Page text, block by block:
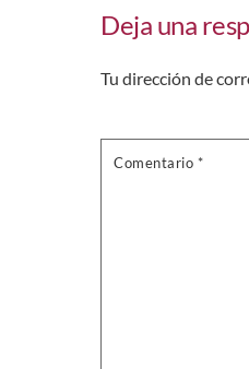
Deja una
Tu dirección de
Comentario *